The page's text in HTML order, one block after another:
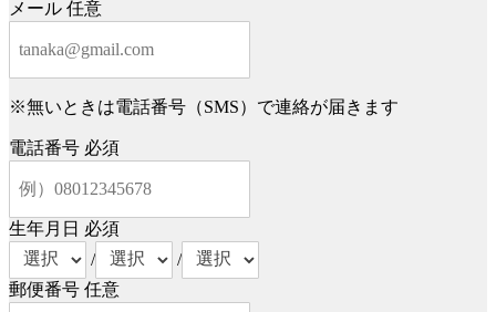
メール 任意
※無いときは電話番号（SMS）で連絡が届きます
電話番号 必須
生年月日 必須
/
/
郵便番号 任意